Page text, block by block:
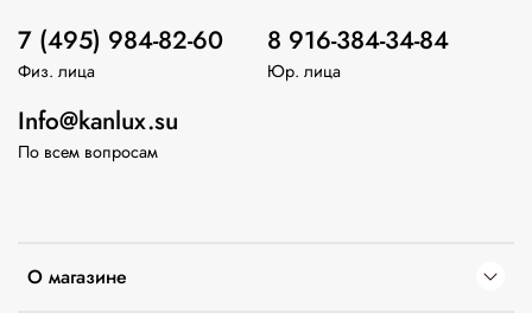
О магазине
7 (495) 984-82-60
Физ. лица
8 916-384-34-84
Юр. лица
Info@kanlux.su
По всем вопросам